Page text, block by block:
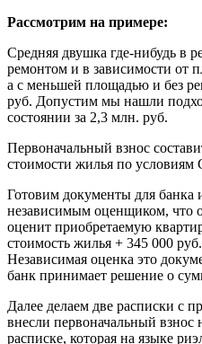
Рассмотрим на примере:
Средняя двушка где-нибудь в
ремонтом и в зависимости от
а с меньшей площадью и без
руб. Допустим мы нашли
состоянии за 2,3 млн. руб.
Первоначальный взнос
стоимости жилья по условиям
Готовим документы для банка
независимым оценщиком, что
оценит приобретаемую
стоимость жилья + 345 000
Независимая оценка это
банк принимает решение о
Далее делаем две расписки с
внесли первоначальный взнос
расписке, которая на языке